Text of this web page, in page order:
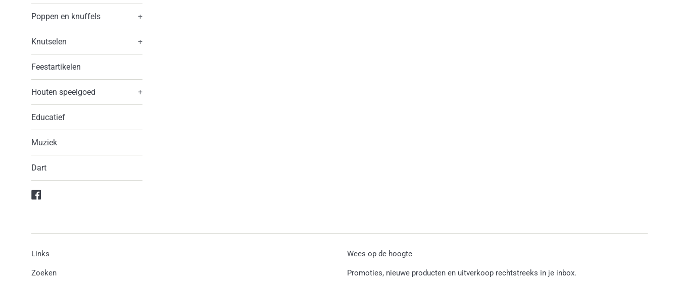
Poppen en knuffels +
Knutselen +
Feestartikelen
Houten speelgoed +
Educatief
Muziek
Dart
Links
Zoeken
Wees op de hoogte
Promoties, nieuwe producten en uitverkoop rechtstreeks in je inbox.